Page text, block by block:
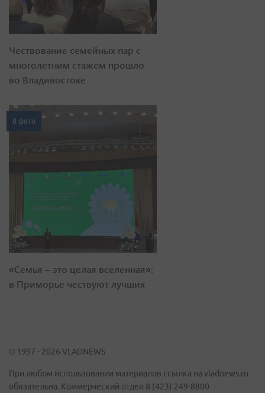
Чествование семейных пар с
многолетним стажем прошло
во Владивостоке
8 фото
«Семья – это целая вселенная»:
в Приморье чествуют лучших
© 1997 - 2026 VLADNEWS
При любом использовании материалов ссылка на vladnews.ru
обязательна. Коммерческий отдел 8 (423) 249-8800